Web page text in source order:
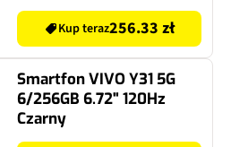
Kup teraz256.33 zł
Smartfon VIVO Y31 5G
6/256GB 6.72" 120Hz
Czarny